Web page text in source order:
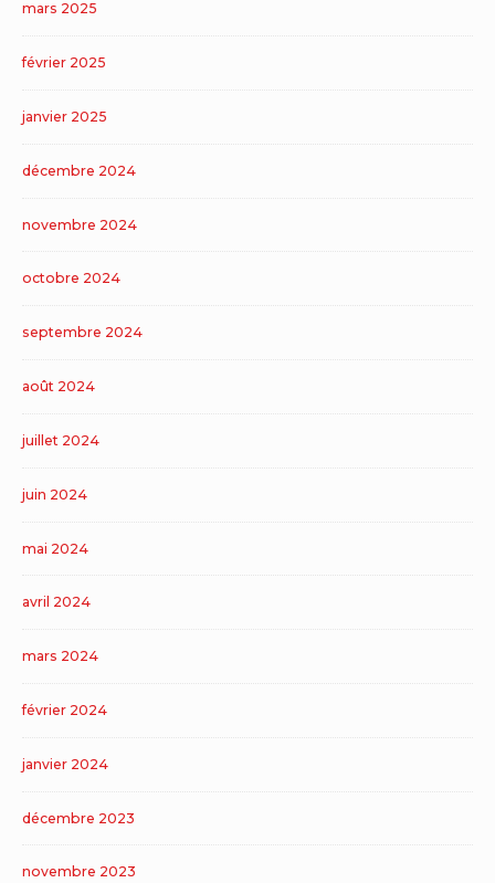
mars 2025
février 2025
janvier 2025
décembre 2024
novembre 2024
octobre 2024
septembre 2024
août 2024
juillet 2024
juin 2024
mai 2024
avril 2024
mars 2024
février 2024
janvier 2024
décembre 2023
novembre 2023